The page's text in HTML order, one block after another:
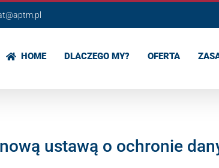
HOME DLACZEGO MY? OFERTA
ustawą o ochronie